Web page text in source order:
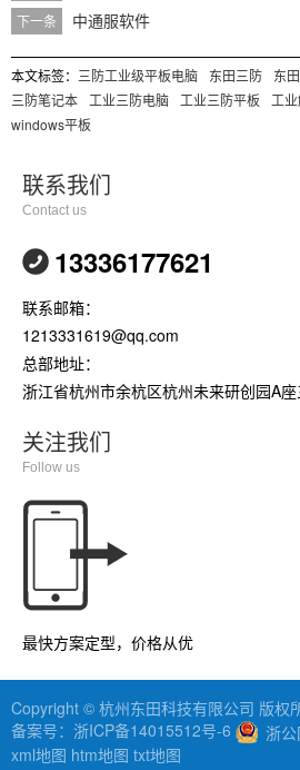
下一条 中通服软件
本文标签： 三防工业级平板电脑 东田三防 东
三防笔记本
工业三防电脑 工业三防平板 工
windows平板
联系我们
Contact us
13336177621
联系邮箱：
1213331619@qq.com
总部地址：
浙江省杭州市余杭区杭州未来研创园A
关注我们
Follow us
最快方案定型，价格从优
Copyright © 杭州东田科技有限公司 版权
备案号： 浙ICP备14015512号-6
浙
xml地图 htm地图 txt地图